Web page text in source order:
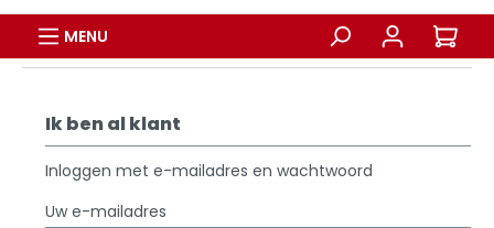
MENU
Ik ben al klant
Inloggen met e-mailadres en wachtwoord
Uw e-mailadres